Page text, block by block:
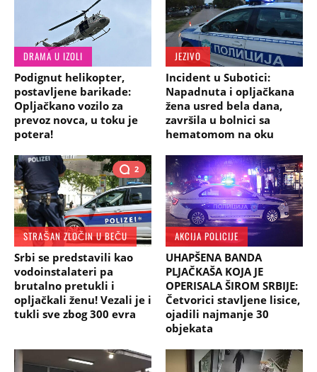
DRAMA U IZOLI
Podignut helikopter,
postavljene barikade:
Opljačkano vozilo za
prevoz novca, u toku je
potera!
JEZIVO
Incident u Subotici:
Napadnuta i opljačkana
žena usred bela dana,
završila u bolnici sa
hematomom na oku
2
STRAŠAN ZLOČIN U BEČU
Srbi se predstavili kao
vodoinstalateri pa
brutalno pretukli i
opljačkali ženu! Vezali je i
tukli sve zbog 300 evra
AKCIJA POLICIJE
UHAPŠENA BANDA
PLJAČKAŠA KOJA JE
OPERISALA ŠIROM SRBIJE:
Četvorici stavljene lisice,
ojadili najmanje 30
objekata